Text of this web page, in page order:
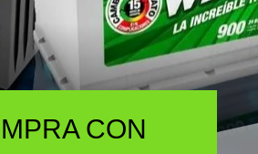
CON